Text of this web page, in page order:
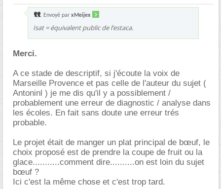
Envoyé par xMeijex
Isat = équivalent public de l’estaca.
Merci.
A ce stade de descriptif, si j'écoute la voix de
Marseille Provence et pas celle de l'auteur du sujet (
Antoninl ) je me dis qu'il y a possiblement /
probablement une erreur de diagnostic / analyse dans
les écoles. En fait sans doute une erreur trés
probable.
Le projet était de manger un plat principal de bœuf, le
choix proposé est de prendre la coupe de fruit ou la
glace...........comment dire..........on est loin du sujet
bœuf ?
Ici c'est la même chose et c'est trop tard.